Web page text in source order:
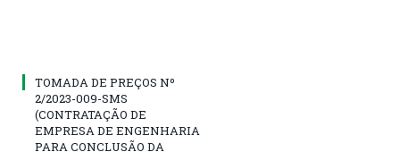
TOMADA DE PREÇOS Nº
2/2023-009-SMS
(CONTRATAÇÃO DE
EMPRESA DE ENGENHARIA
PARA CONCLUSÃO DA